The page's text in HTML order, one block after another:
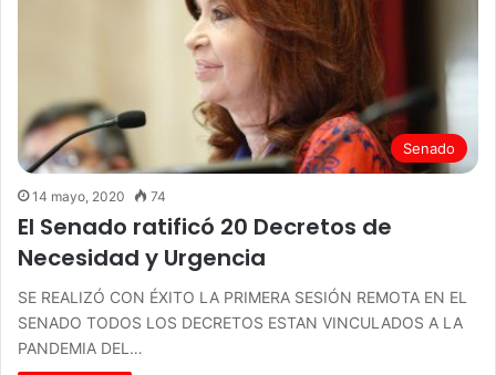
Senado
14 mayo, 2020 74
El Senado ratificó 20 Decretos de
Necesidad y Urgencia
SE REALIZÓ CON ÉXITO LA PRIMERA SESIÓN REMOTA EN EL
SENADO TODOS LOS DECRETOS ESTAN VINCULADOS A LA
PANDEMIA DEL…